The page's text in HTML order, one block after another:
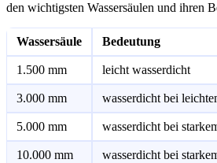
den wichtigsten Wassersäulen und ihren
Wassersäule Bedeutung
1.500 mm leicht wasserdicht
3.000 mm wasserdicht bei
5.000 mm wasserdicht bei
10.000 mm wasserdicht bei